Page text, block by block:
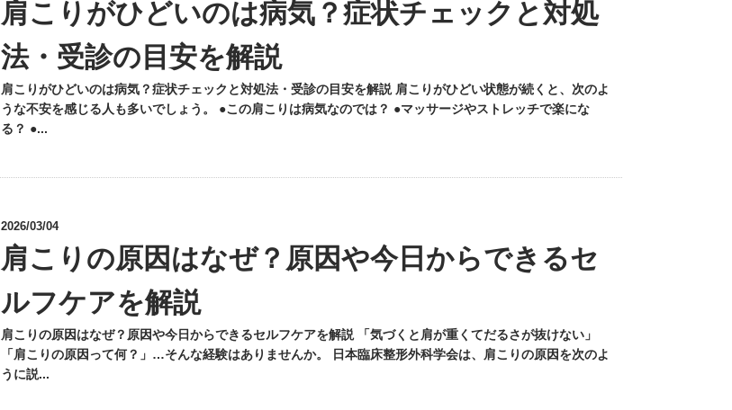
肩こりがひどいのは病気？症状チェックと対処
法・受診の目安を解説
肩こりがひどいのは病気？症状チェックと対処法・受診の目安を解説 肩こりがひどい状態が続くと、次のよ
うな不安を感じる人も多いでしょう。 ●この肩こりは病気なのでは？ ●マッサージやストレッチで楽にな
る？ ●...
2026/03/04
肩こりの原因はなぜ？原因や今日からできるセ
ルフケアを解説
肩こりの原因はなぜ？原因や今日からできるセルフケアを解説 「気づくと肩が重くてだるさが抜けない」
「肩こりの原因って何？」…そんな経験はありませんか。 日本臨床整形外科学会は、肩こりの原因を次のよ
うに説...